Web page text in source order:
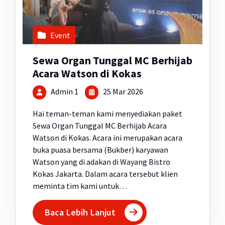
Event
Sewa Organ Tunggal MC Berhijab
Acara Watson di Kokas
Admin 1 25 Mar 2026
Hai teman-teman kami menyediakan paket
Sewa Organ Tunggal MC Berhijab Acara
Watson di Kokas. Acara ini merupakan acara
buka puasa bersama (Bukber) karyawan
Watson yang di adakan di Wayang Bistro
Kokas Jakarta. Dalam acara tersebut klien
meminta tim kami untuk…
Baca Lebih Lanjut